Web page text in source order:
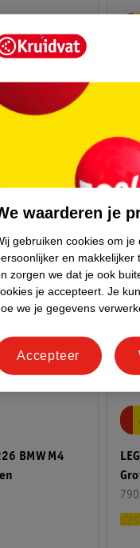
Trailer Met
BMW M4
waarderen je
gebruiken cookies om
en makkelijker
zorgen we dat je ook
je accepteert. Je
we je gegevens
Accepteer